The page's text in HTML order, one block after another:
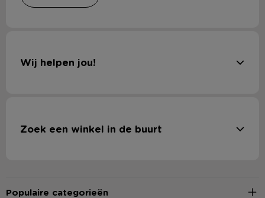
Wij helpen jou!
Zoek een winkel in de buurt
Populaire categorieën